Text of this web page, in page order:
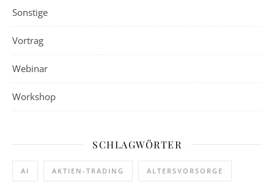
Sonstige
Vortrag
Webinar
Workshop
SCHLAGWÖRTER
AI AKTIEN-TRADING ALTERSVORSORGE